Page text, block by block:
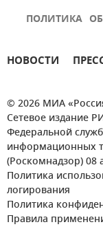
ПОЛИТИКА
НОВОСТИ
© 2026 МИА
Сетевое издание
Федеральной
информационных
(Роскомнадзор) 08
Политика
логирования
Политика
Правила